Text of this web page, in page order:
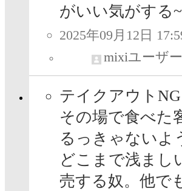
がいい気がする~
2025年09月12日
mixiユーザー
テイクアウトNG
その場で食べた
るっきゃないよ
どこまで浅まし
売する奴。他で